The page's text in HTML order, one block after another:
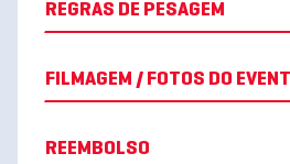
REGRAS DE PESAGEM
FILMAGEM / FOTOS DO
REEMBOLSO